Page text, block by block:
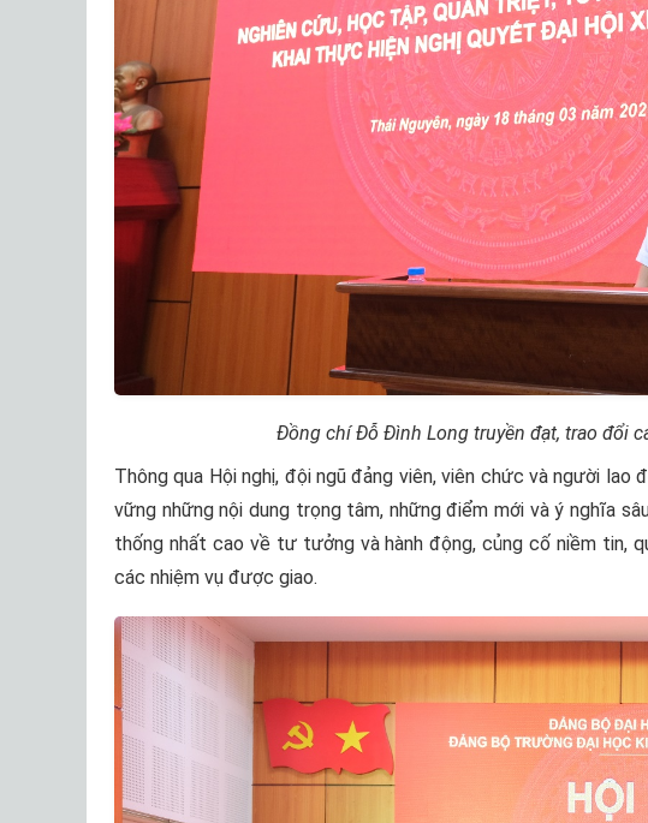
Đồng chí Đỗ Đình Long truyền đạt, trao đổi
Thông qua Hội nghị, đội ngũ đảng viên, viên chức và người
vững những nội dung trọng tâm, những điểm mới và ý nghĩa
thống nhất cao về tư tưởng và hành động, củng cố niềm
các nhiệm vụ được giao.